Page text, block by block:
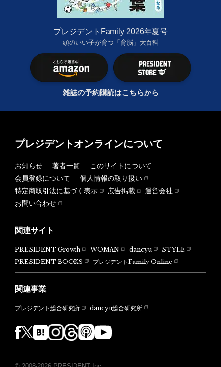
プレジデントFamily 2026年夏号
頭のいい子が育つ「育脳」大百科
雑誌の予約購読はこちらから
プレジデントオンラインについて
お知らせ 著者一覧
このサイトについて
会員登録について
個人情報の取り扱い
特定商取引法に基づく表示
広告掲載
運営会社
お問い合わせ
関連サイト
PRESIDENT Growth WOMAN dancyu
STYLE
PRESIDENT BOOKS
プレジデントFamily Online
関連事業
プレジデント総合研究所 dancyu総合研究所